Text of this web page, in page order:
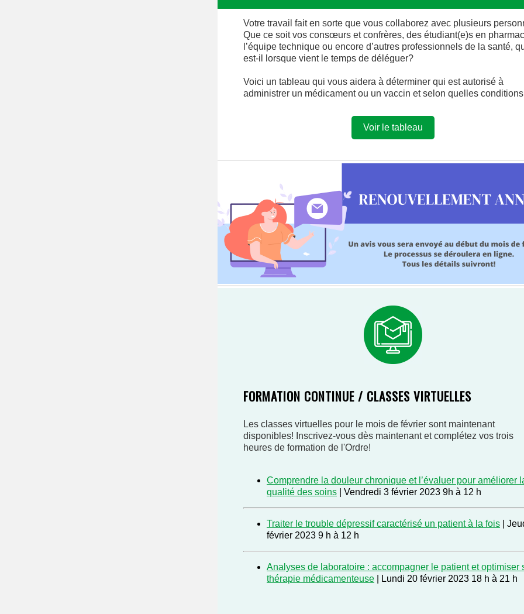
Votre travail fait en sorte que vous collaborez avec plusieurs
Que ce soit vos consœurs et confrères, des étudiant(e)s en
l’équipe technique ou encore d’autres professionnels de la santé,
est-il lorsque vient le temps de déléguer?
Voici un tableau qui vous aidera à déterminer qui est autorisé à
administrer un médicament ou un vaccin et selon quelles
Voir le tableau
FORMATION CONTINUE / CLASSES VIRTUELLES
Les classes virtuelles pour le mois de février sont maintenant
disponibles! Inscrivez-vous dès maintenant et complétez vos trois
heures de formation de l'Ordre!
Comprendre la douleur chronique et l’évaluer pour améliorer
qualité des soins | Vendredi 3 février 2023 9h à 12 h
Traiter le trouble dépressif caractérisé un patient à la fois |
février 2023 9 h à 12 h
Analyses de laboratoire : accompagner le patient et optimiser
thérapie médicamenteuse | Lundi 20 février 2023 18 h à 21 h